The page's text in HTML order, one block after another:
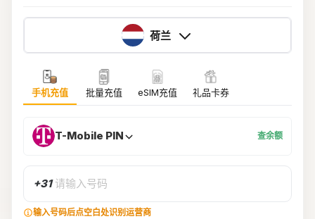
荷兰
手机充值 批量充值 eSIM充值 礼品卡券
T-Mobile PIN 查余额
+31 请输入号码
输入号码后点空白处识别运营商